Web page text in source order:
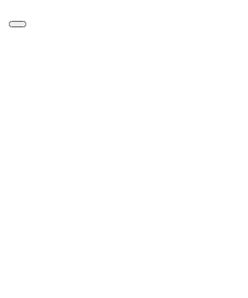
Skip